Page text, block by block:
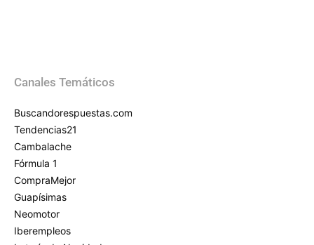
Canales Temáticos
Buscandorespuestas.com
Tendencias21
Cambalache
Fórmula 1
CompraMejor
Guapísimas
Neomotor
Iberempleos